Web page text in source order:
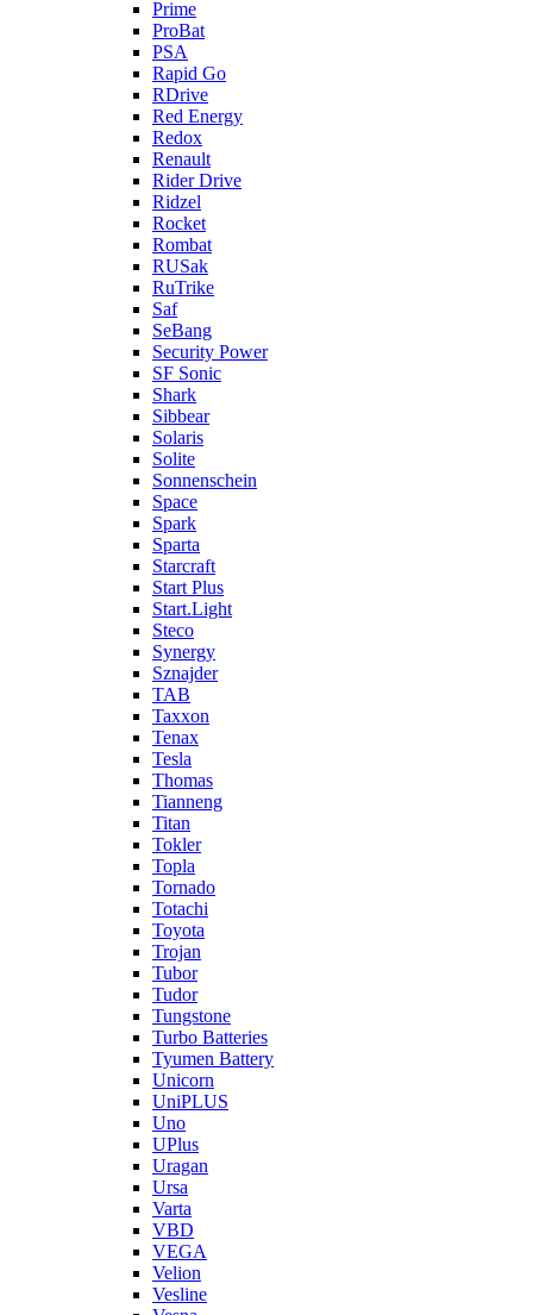
Prime
ProBat
PSA
Rapid Go
RDrive
Red Energy
Redox
Renault
Rider Drive
Ridzel
Rocket
Rombat
RUSak
RuTrike
Saf
SeBang
Security Power
SF Sonic
Shark
Sibbear
Solaris
Solite
Sonnenschein
Space
Spark
Sparta
Starcraft
Start Plus
Start.Light
Steco
Synergy
Sznajder
TAB
Taxxon
Tenax
Tesla
Thomas
Tianneng
Titan
Tokler
Topla
Tornado
Totachi
Toyota
Trojan
Tubor
Tudor
Tungstone
Turbo Batteries
Tyumen Battery
Unicorn
UniPLUS
Uno
UPlus
Uragan
Ursa
Varta
VBD
VEGA
Velion
Vesline